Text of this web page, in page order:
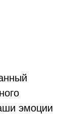
эмоции